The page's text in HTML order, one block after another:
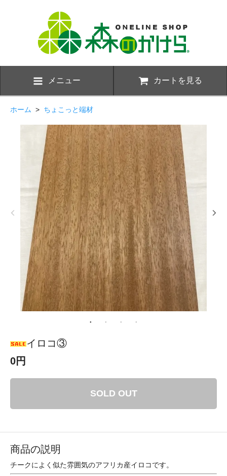
メニュー カートを見る
ホーム > ちょこっと端材
イロコ③
0円
SOLD OUT
商品の説明
チークによく似た雰囲気のアフリカ産イロコです。